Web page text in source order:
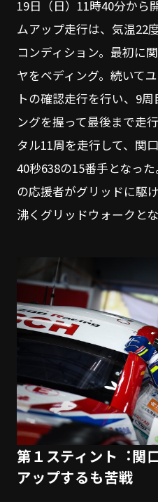
19日（日）11時40分から
ムアップ走行は、気温22
コンディション。最初に
ヤをベディング。続いて
トの確認走行を行い、9
ングを握って最後まで走
タル11周を走行して、関
40秒638の15番手となっ
の応援者がグリッドに駆
沸くグリッドウォークとな
第１スティント︓関
アップするも苦戦